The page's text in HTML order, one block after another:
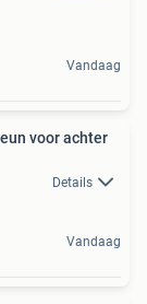
Vandaag
voor achter
Details
Vandaag